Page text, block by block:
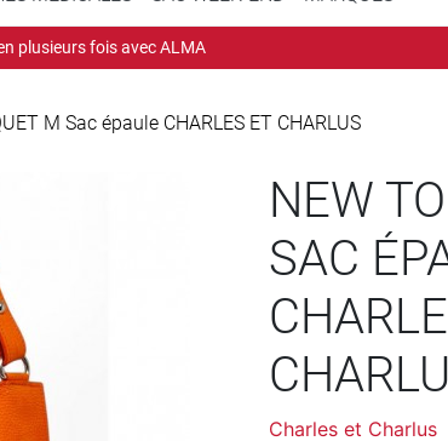
plusieurs fois avec ALMA
M Sac épaule CHARLES ET CHARLUS
NEW
SAC
Charles et Charlus